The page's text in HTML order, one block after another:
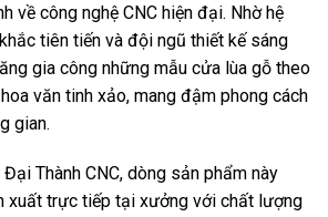
về công nghệ CNC hiện đại. Nhờ hệ
tiên tiến và đội ngũ thiết kế sáng
gia công những mẫu cửa lùa gỗ theo
văn tinh xảo, mang đậm phong cách
gian.
Thành CNC, dòng sản phẩm này
xuất trực tiếp tại xưởng với chất lượng